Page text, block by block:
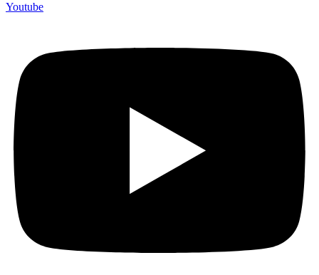
Youtube